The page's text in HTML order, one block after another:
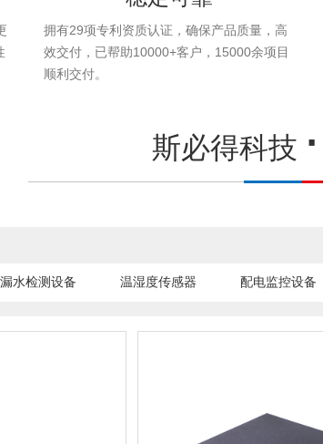
拥有29项专利资质认证，确保产品质量，高
效交付，已帮助10000+客户，15000余项目
顺利交付。
斯必得科技
漏水检测设备 温湿度传感器 配电监控设备